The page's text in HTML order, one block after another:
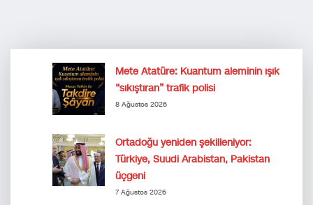
Mete Atatüre: Kuantum aleminin ışık
“sıkıştıran” trafik polisi
8 Ağustos 2026
Ortadoğu yeniden şekilleniyor:
Türkiye, Suudi Arabistan, Pakistan
üçgeni
7 Ağustos 2026